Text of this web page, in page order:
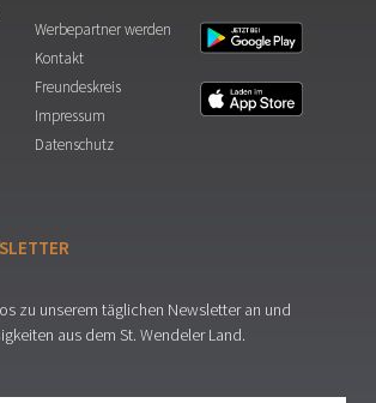
Werbepartner werden
Kontakt
Freundeskreis
Impressum
Datenschutz
zu unserem täglichen Newsletter an und
aus dem St. Wendeler Land.